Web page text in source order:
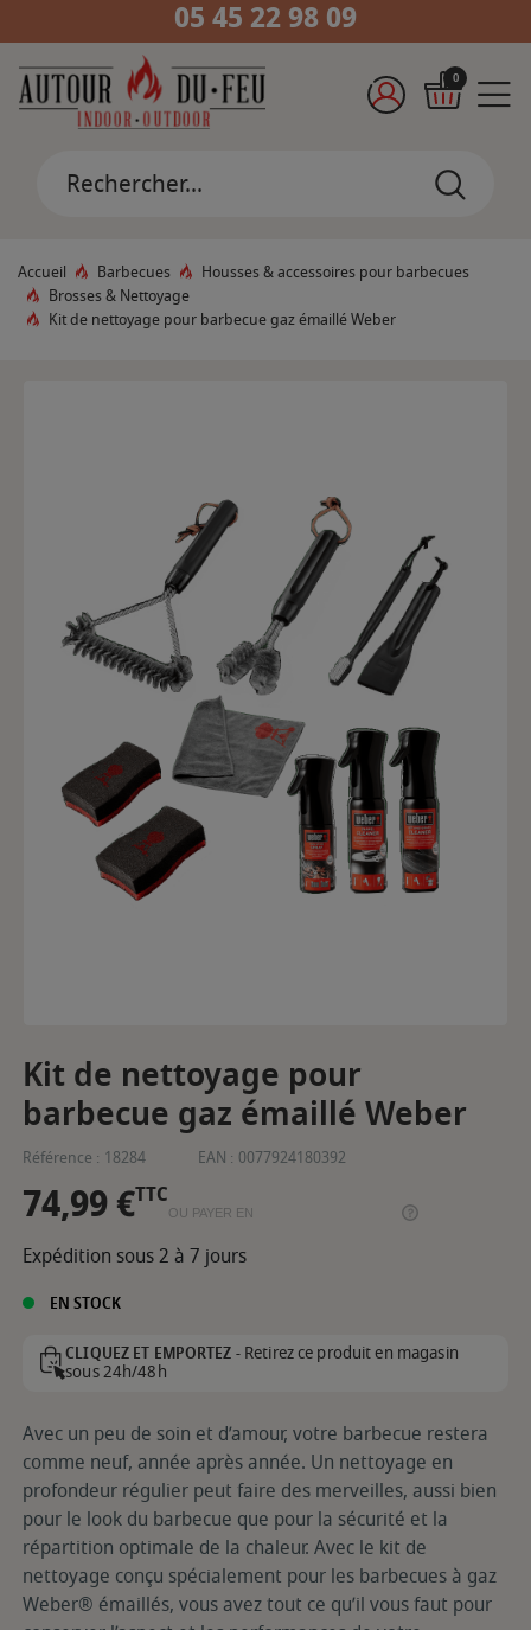
05 45 22 98 09
0
Accueil Barbecues
Housses & accessoires pour barbecues
Brosses & Nettoyage
Kit de nettoyage pour barbecue gaz émaillé Weber
Kit de nettoyage pour
barbecue gaz émaillé Weber
Référence : 18284 EAN : 0077924180392
74,99 €TTC
OU PAYER EN
Expédition sous 2 à 7 jours
EN STOCK
CLIQUEZ ET EMPORTEZ -Retirez ce produit en magasin
sous 24h/48h
Avec un peu de soin et d’amour, votre barbecue restera
comme neuf, année après année. Un nettoyage en
profondeur régulier peut faire des merveilles, aussi bien
pour le look du barbecue que pour la sécurité et la
répartition optimale de la chaleur. Avec le kit de
nettoyage conçu spécialement pour les barbecues à gaz
Weber® émaillés, vous avez tout ce qu’il vous faut pour